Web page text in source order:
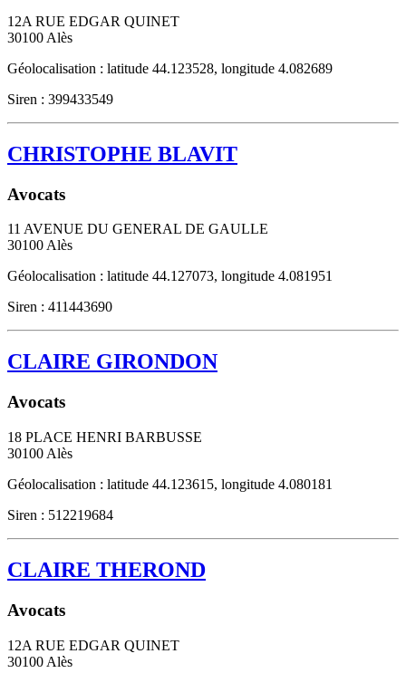
12A RUE EDGAR QUINET
30100 Alès
Géolocalisation : latitude 44.123528, longitude 4.082689
Siren : 399433549
CHRISTOPHE BLAVIT
Avocats
11 AVENUE DU GENERAL DE GAULLE
30100Alès
Géolocalisation : latitude 44.127073, longitude 4.081951
Siren : 411443690
CLAIRE GIRONDON
Avocats
18 PLACE HENRI BARBUSSE
30100 Alès
Géolocalisation : latitude 44.123615, longitude 4.080181
Siren : 512219684
CLAIRE THEROND
Avocats
12A RUE EDGAR QUINET
30100 Alès